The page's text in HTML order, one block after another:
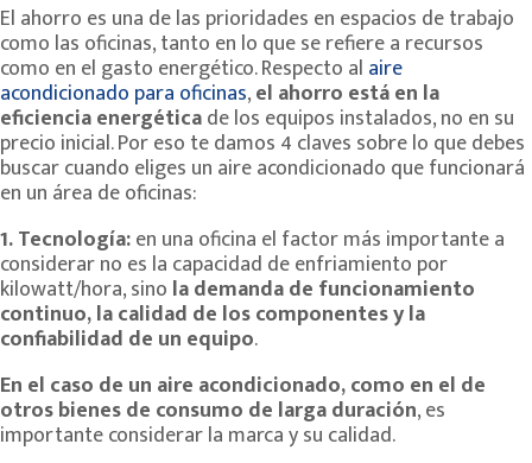
El ahorro es una de las prioridades en espacios de trabajo
como las oficinas, tanto en lo que se refiere a recursos
como en el gasto energético.Respecto al aire
acondicionado para oficinas,el ahorro está en la
eficiencia energéticade los equipos instalados, no en su
precio inicial. Por eso te damos 4 claves sobre lo que debes
buscar cuando eliges un aire acondicionado que funcionará
en un área de oficinas:
1. Tecnología:en una oficina el factor más importante a
considerar no es la capacidad de enfriamiento por
kilowatt/hora, sino la demanda de funcionamiento
continuo, la calidad de los componentes y la
confiabilidad de un equipo.
En el caso de un aire acondicionado, como en el de
otros bienes de consumo de larga duración, es
importante considerar la marca y su calidad.